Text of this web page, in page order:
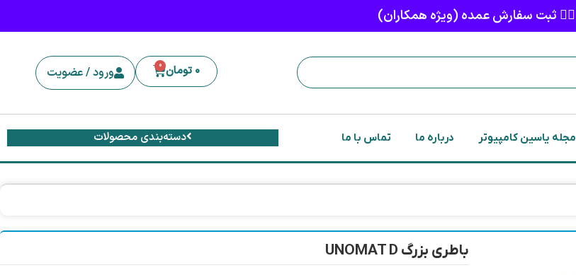
👈🏻 ثبت سفارش عمده (ویژه همکاران)
0 تومان 0 ورود / عضویت
مجله یاسین کامپیوتر درباره ما تماس با ما دسته‌بندی محصولات
باطري بزرگ UNOMAT D